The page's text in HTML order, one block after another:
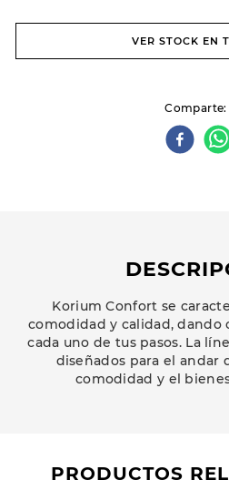
VER STOCK EN
Comparte
Korium Confort se
comodidad y calidad, dando
cada uno de tus pasos. La
diseñados para el andar
comodidad y el
PRODUCTOS